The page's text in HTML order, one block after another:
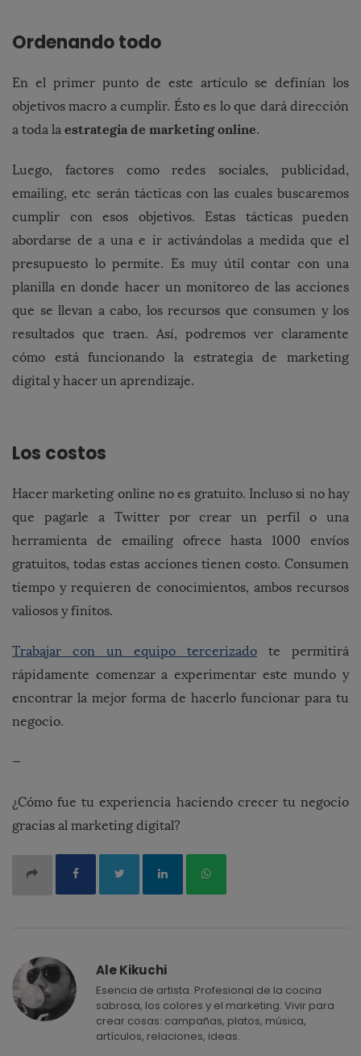
Ordenando todo
En el primer punto de este artículo se definían los
objetivos macro a cumplir. Ésto es lo que dará dirección
a toda la estrategia de marketing online.
Luego, factores como redes sociales, publicidad,
emailing, etc serán tácticas con las cuales buscaremos
cumplir con esos objetivos. Estas tácticas pueden
abordarse de a una e ir activándolas a medida que el
presupuesto lo permite. Es muy útil contar con una
planilla en donde hacer un monitoreo de las acciones
que se llevan a cabo, los recursos que consumen y los
resultados que traen. Así, podremos ver claramente
cómo está funcionando la estrategia de marketing
digital y hacer un aprendizaje.
Los costos
Hacer marketing online no es gratuito. Incluso si no hay
que pagarle a Twitter por crear un perfil o una
herramienta de emailing ofrece hasta 1000 envíos
gratuitos, todas estas acciones tienen costo. Consumen
tiempo y requieren de conocimientos, ambos recursos
valiosos y finitos.
Trabajar con un equipo tercerizado te permitirá
rápidamente comenzar a experimentar este mundo y
encontrar la mejor forma de hacerlo funcionar para tu
negocio.
—
¿Cómo fue tu experiencia haciendo crecer tu negocio
gracias al marketing digital?
Ale Kikuchi
Esencia de artista. Profesional de la cocina
sabrosa, los colores y el marketing. Vivir para
crear cosas: campañas, platos, música,
artículos, relaciones, ideas.